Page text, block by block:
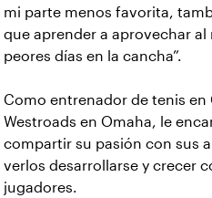
mi parte menos favorita,
que aprender a aprovechar al
peores días en la cancha”.
Como entrenador de tenis en
Westroads en Omaha, le
compartir su pasión con sus
verlos desarrollarse y crecer
jugadores.